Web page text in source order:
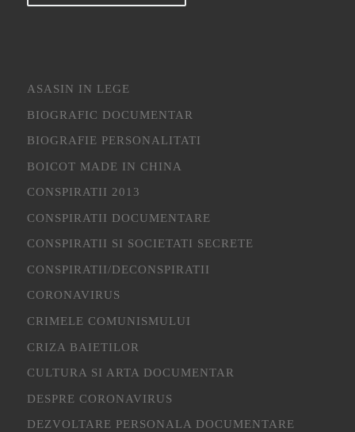
ASASIN IN LEGE
BIOGRAFIC DOCUMENTAR
BIOGRAFIE PERSONALITATI
BOICOT MADE IN CHINA
CONSPIRATII 2013
CONSPIRATII DOCUMENTARE
CONSPIRATII SI SOCIETATI SECRETE
CONSPIRATII/DECONSPIRATII
CORONAVIRUS
CRIMELE COMUNISMULUI
CRIZA BAIETILOR
CULTURA SI ARTA DOCUMENTAR
DESPRE CORONAVIRUS
DEZVOLTARE PERSONALA DOCUMENTARE